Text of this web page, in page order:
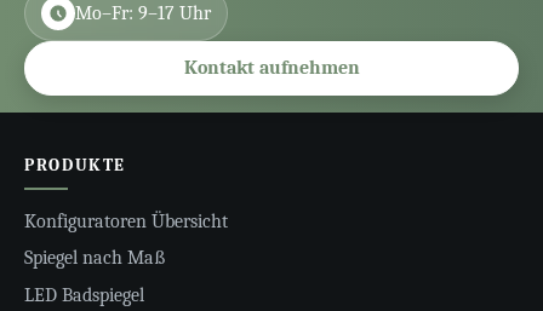
Mo–Fr: 9–17 Uhr
Kontakt aufnehmen
PRODUKTE
Konfiguratoren Übersicht
Spiegel nach Maß
LED Badspiegel